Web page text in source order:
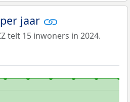
jaar
telt 15 inwoners in 2024.